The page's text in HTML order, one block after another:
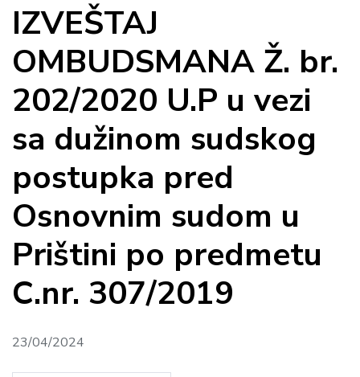
IZVEŠTAJ
OMBUDSMANA Ž. br.
202/2020 U.P u vezi
sa dužinom sudskog
postupka pred
Osnovnim sudom u
Prištini po predmetu
C.nr. 307/2019
23/04/2024